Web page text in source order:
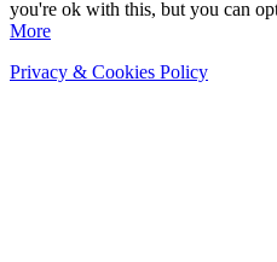
you're ok with this, but you can
More
Privacy & Cookies Policy